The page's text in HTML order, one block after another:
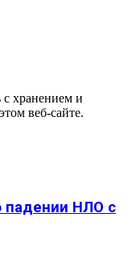
с хранением и
веб-сайте.
падении НЛО с